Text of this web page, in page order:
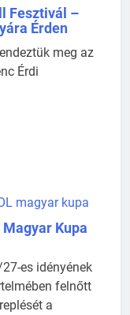
Fesztivál –
Érden
meg az
Érdi
magyar kupa
Kupa
es idényének
felnőtt
a